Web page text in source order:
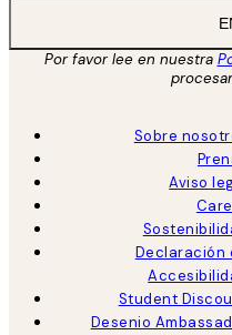
Por favor lee en nuestra
Sobre
Aviso
Declaración
Student
Desenio